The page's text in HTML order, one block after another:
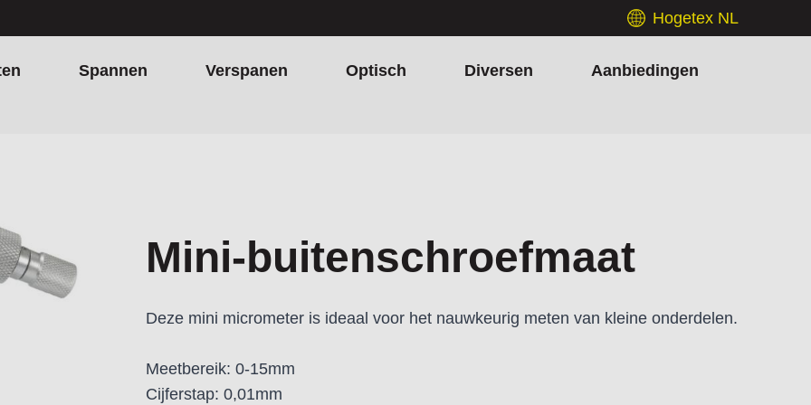
Hogetex NL
Spannen Verspanen Optisch Diversen Aanbiedingen
Mini-buitenschroefmaat
Deze mini micrometer is ideaal voor het nauwkeurig meten van kleine onderdelen.
Meetbereik: 0-15mm
Cijferstap: 0,01mm